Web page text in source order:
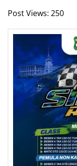
Post Views: 250